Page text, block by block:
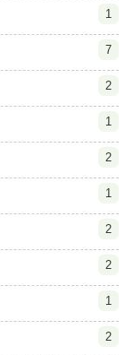
1
7
2
1
2
1
2
2
1
2